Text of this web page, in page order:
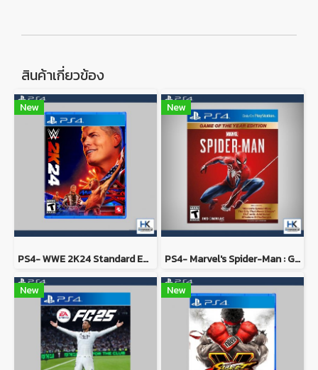
สินค้าเกี่ยวข้อง
New
PS4- WWE 2K24 Standard Edition
New
PS4- Marvel's Spider-Man : Game of the Year Edition
New New